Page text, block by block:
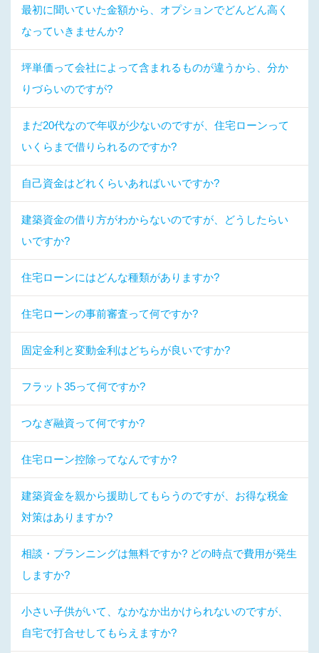
最初に聞いていた金額から、オプションでどんどん高く
なっていきませんか?
坪単価って会社によって含まれるものが違うから、分か
りづらいのですが?
まだ20代なので年収が少ないのですが、住宅ローンって
いくらまで借りられるのですか?
自己資金はどれくらいあればいいですか?
建築資金の借り方がわからないのですが、どうしたらい
いですか?
住宅ローンにはどんな種類がありますか?
住宅ローンの事前審査って何ですか?
固定金利と変動金利はどちらが良いですか?
フラット35って何ですか?
つなぎ融資って何ですか?
住宅ローン控除ってなんですか?
建築資金を親から援助してもらうのですが、お得な税金
対策はありますか?
相談・プランニングは無料ですか? どの時点で費用が発生
しますか?
小さい子供がいて、なかなか出かけられないのですが、
自宅で打合せしてもらえますか?